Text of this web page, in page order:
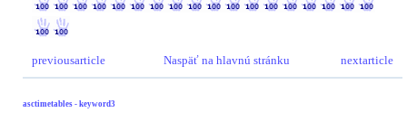
previousarticle Naspäť na hlavnú stránku nextarticle
asctimetables - keyword3